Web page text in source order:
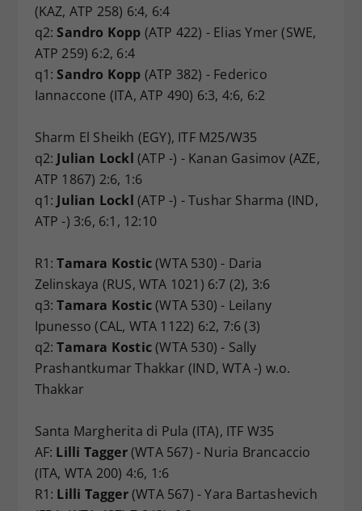
(KAZ, ATP 258) 6:4, 6:4
q2:Sandro Kopp (ATP 422) - Elias Ymer (SWE,
ATP 259) 6:2, 6:4
q1:Sandro Kopp (ATP 382) - Federico
Iannaccone (ITA, ATP 490) 6:3, 4:6, 6:2
Sharm El Sheikh (EGY), ITF M25/W35
q2: Julian Lockl (ATP -) - Kanan Gasimov (AZE,
ATP 1867) 2:6, 1:6
q1: Julian Lockl (ATP -) - Tushar Sharma (IND,
ATP -) 3:6, 6:1, 12:10
R1:Tamara Kostic(WTA 530) - Daria
Zelinskaya (RUS, WTA 1021) 6:7 (2), 3:6
q3:Tamara Kostic(WTA 530) - Leilany
Ipunesso (CAL, WTA 1122) 6:2, 7:6 (3)
q2:Tamara Kostic(WTA 530) - Sally
Prashantkumar Thakkar (IND, WTA -) w.o.
Thakkar
Santa Margherita di Pula (ITA), ITF W35
AF: Lilli Tagger(WTA 567) - Nuria Brancaccio
(ITA, WTA 200) 4:6, 1:6
R1: Lilli Tagger(WTA 567) - Yara Bartashevich